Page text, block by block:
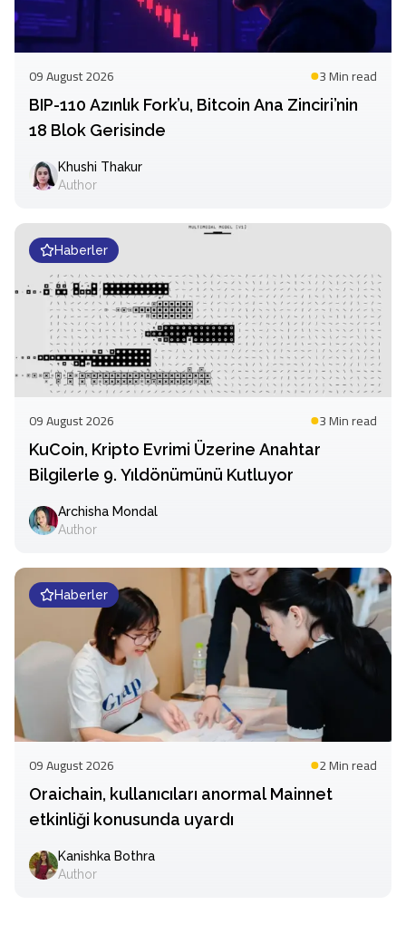
09 August 2026 3 Minread
BIP-110 Azınlık Fork’u, Bitcoin Ana Zinciri’nin
18 Blok Gerisinde
Khushi Thakur
Author
Haberler
09 August 2026 3 Minread
KuCoin, Kripto Evrimi Üzerine Anahtar
Bilgilerle 9. Yıldönümünü Kutluyor
Archisha Mondal
Author
Haberler
09 August 2026 2 Minread
Oraichain, kullanıcıları anormal Mainnet
etkinliği konusunda uyardı
Kanishka Bothra
Author